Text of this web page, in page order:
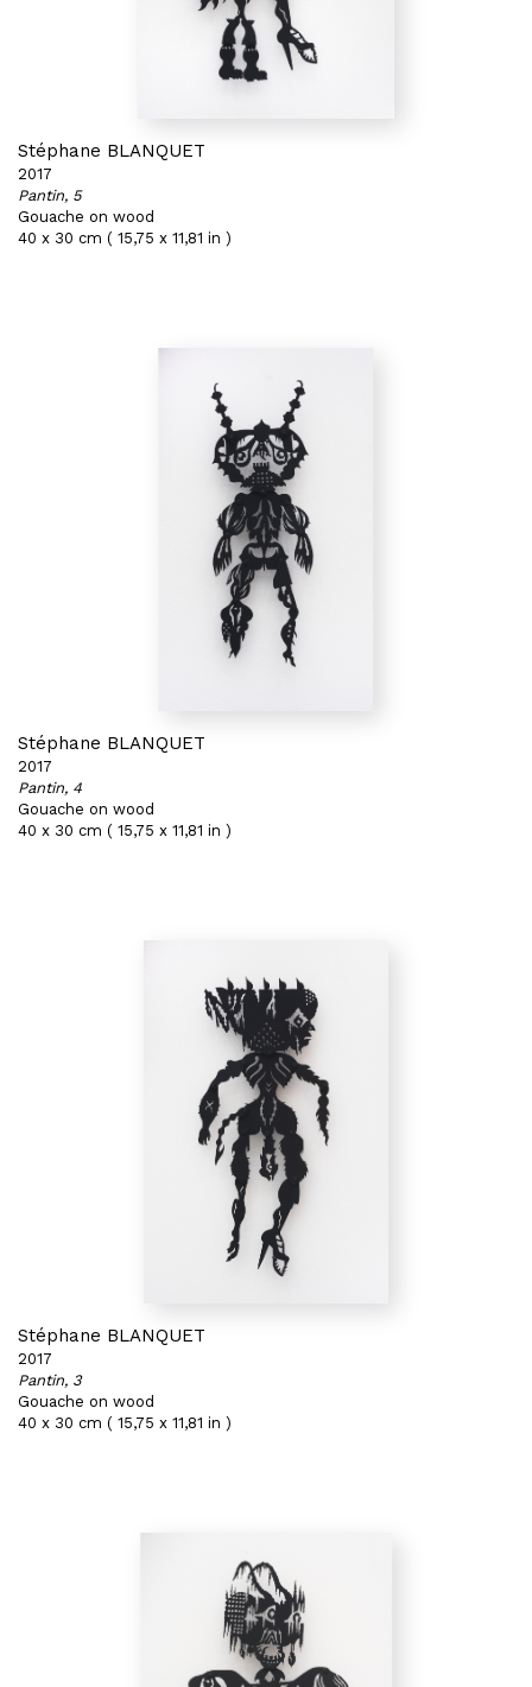
Stéphane BLANQUET
2017
Pantin, 5
Gouache on wood
40 x 30 cm ( 15,75 x 11,81 in )
Stéphane BLANQUET
2017
Pantin, 4
Gouache on wood
40 x 30 cm ( 15,75 x 11,81 in )
Stéphane BLANQUET
2017
Pantin, 3
Gouache on wood
40 x 30 cm ( 15,75 x 11,81 in )